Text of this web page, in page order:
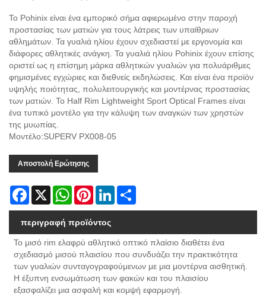
Το Pohinix είναι ένα εμπορικό σήμα αφιερωμένο στην παροχή
προστασίας των ματιών για τους λάτρεις των υπαίθριων
αθλημάτων. Τα γυαλιά ηλίου έχουν σχεδιαστεί με εργονομία και
διάφορες αθλητικές ανάγκη. Τα γυαλιά ηλίου Pohinix έχουν επίσης
οριστεί ως η επίσημη μάρκα αθλητικών γυαλιών για πολυάριθμες
φημισμένες εγχώριες και διεθνείς εκδηλώσεις. Και είναι ένα προϊόν
υψηλής ποιότητας, πολυλειτουργικής και μοντέρνας προστασίας
των ματιών. Το Half Rim Lightweight Sport Optical Frames είναι
ένα τυπικό μοντέλο για την κάλυψη των αναγκών των χρηστών
της μυωπίας.
Μοντέλο:SUPERV PX008-05
Αποστολή Ερώτησης
Facebook
X WhatsAppPinterestLinkedIn
περιγραφή προϊόντος
Το μισό rim ελαφρύ αθλητικό οπτικό πλαίσιο διαθέτει ένα
σχεδιασμό μισού πλαισίου που συνδυάζει την πρακτικότητα
των γυαλιών συνταγογραφούμενων με μια μοντέρνα αισθητική.
Η έξυπνη ενσωμάτωση των φακών και του πλαισίου
εξασφαλίζει μια ασφαλή και κομψή εφαρμογή.